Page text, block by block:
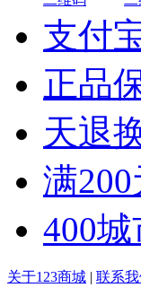
支付
正品
天退
满
400
关于123商城 | 联系